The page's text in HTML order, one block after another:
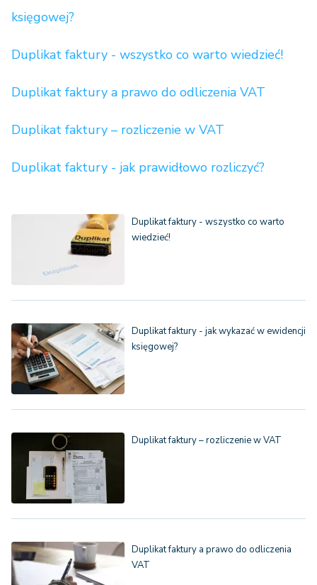
księgowej?
Duplikat faktury - wszystko co warto wiedzieć!
Duplikat faktury a prawo do odliczenia VAT
Duplikat faktury – rozliczenie w VAT
Duplikat faktury - jak prawidłowo rozliczyć?
Duplikat faktury - wszystko co warto
wiedzieć!
Duplikat faktury - jak wykazać w ewidencji
księgowej?
Duplikat faktury – rozliczenie w VAT
Duplikat faktury a prawo do odliczenia
VAT